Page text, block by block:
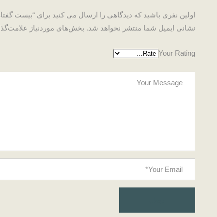
اولین نفری باشید که دیدگاهی را ارسال می کنید برای “بیست
نشانی ایمیل شما منتشر نخواهد شد. بخش‌های موردنیاز
Your Rating